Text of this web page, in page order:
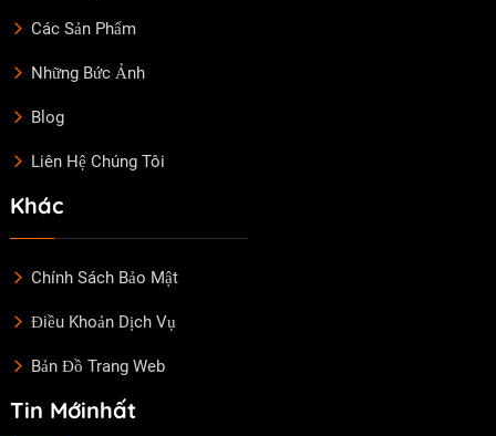
Các Sản Phẩm
Những Bức Ảnh
Blog
Liên Hệ Chúng Tôi
Khác
Chính Sách Bảo Mật
Điều Khoản Dịch Vụ
Bản Đồ Trang Web
Tin Mớinhất